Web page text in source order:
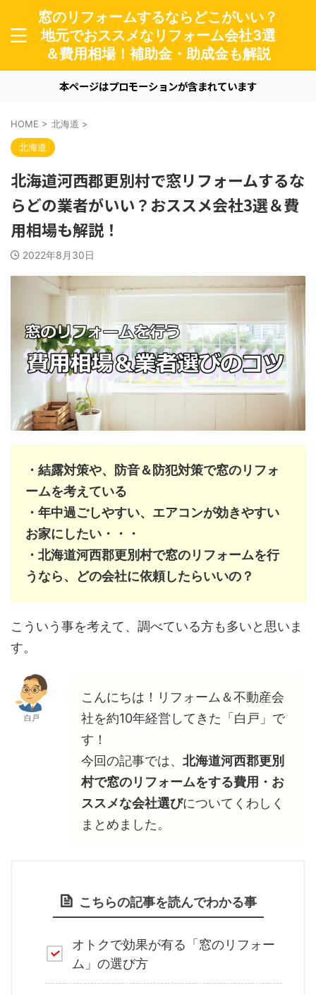
窓のリフォームするならどこがいい？
地元でおススメなリフォーム会社3選
＆費用相場！補助金・助成金も解説
本ページはプロモーションが含まれています
HOME > 北海道 >
北海道
北海道河西郡更別村で窓リフォームするな
らどの業者がいい？おススメ会社3選＆費
用相場も解説！
2022年8月30日
・結露対策や、防音＆防犯対策で窓のリフォ
ームを考えている
・年中過ごしやすい、エアコンが効きやすい
お家にしたい・・・
・北海道河西郡更別村で窓のリフォームを行
うなら、どの会社に依頼したらいいの？
こういう事を考えて、調べている方も多いと思いま
す。
白戸
こんにちは！リフォーム＆不動産会
社を約10年経営してきた「白戸」で
す！
今回の記事では、 北海道河西郡更別
村で窓のリフォームをする費用・お
ススメな会社選びについてくわしく
まとめました。
こちらの記事を読んでわかる事
オトクで効果が有る「窓のリフォー
ム」の選び方